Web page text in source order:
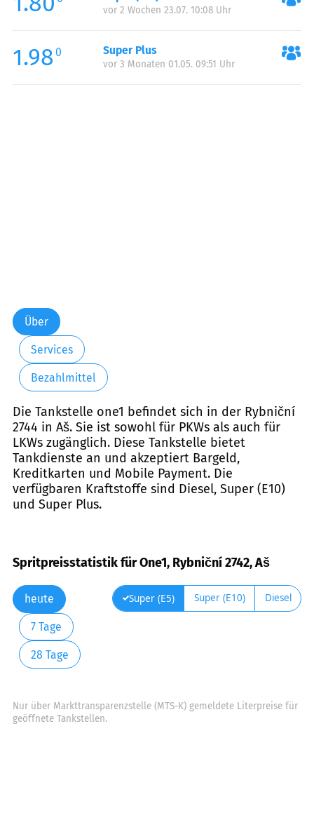
Sonntag:
vor 2 Wochen 23.07. 10:08 Uhr
1.98 0 Super Plus
vor 3 Monaten 01.05. 09:51 Uhr
Über
Services
Bezahlmittel
Die Tankstelle one1 befindet sich in der Rybniční
2744 in Aš. Sie ist sowohl für PKWs als auch für
LKWs zugänglich. Diese Tankstelle bietet
Tankdienste an und akzeptiert Bargeld,
Kreditkarten und Mobile Payment. Die
verfügbaren Kraftstoffe sind Diesel, Super (E10)
und Super Plus.
Spritpreisstatistik für One1, Rybniční 2742, Aš
heute
7 Tage
28 Tage
Super (E5) Super (E10) Diesel
Nur über Markttransparenzstelle (MTS-K) gemeldete Literpreise für
geöffnete Tankstellen.